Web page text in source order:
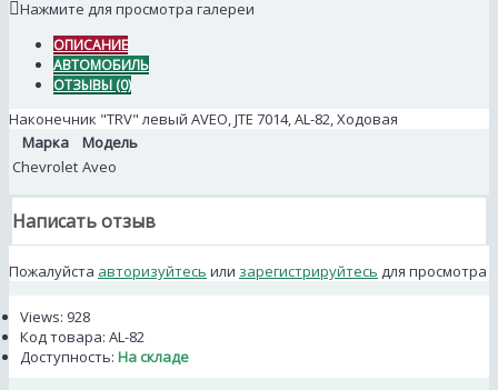
Нажмите для просмотра галереи
ОПИСАНИЕ
АВТОМОБИЛЬ
ОТЗЫВЫ (0)
Наконечник "TRV" левый AVEO, JTE 7014, AL-82, Ходовая
Марка
Модель
Chevrolet Aveo
Написать отзыв
Пожалуйста авторизуйтесь или зарегистрируйтесь для просмотра
Views: 928
Код товара: AL-82
Доступность: На складе